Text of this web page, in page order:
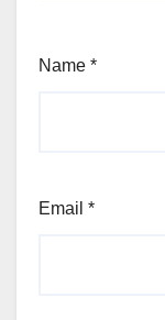
Name *
Email *